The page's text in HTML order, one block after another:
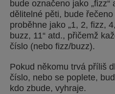
bude označeno jako
dělitelné pěti, bude řečeno
proběhne jako „1, 2, fizz,
buzz, 11“ atd., přičemž
číslo (nebo fizz/buzz).
Pokud někomu trvá příliš
číslo, nebo se poplete,
kdo zbude, vyhraje.